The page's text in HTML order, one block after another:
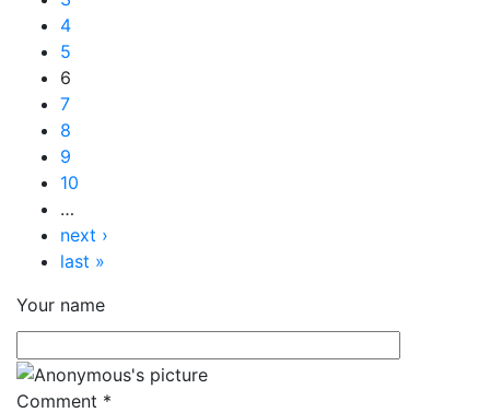
4
5
6
7
8
9
10
…
next ›
last »
Your name
Comment *